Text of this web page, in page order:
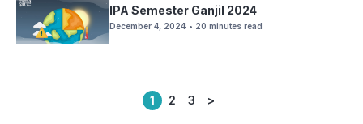
IPA Semester Ganjil 2024
December 4, 2024 • 20 minutes read
Posts
1 2 3 >